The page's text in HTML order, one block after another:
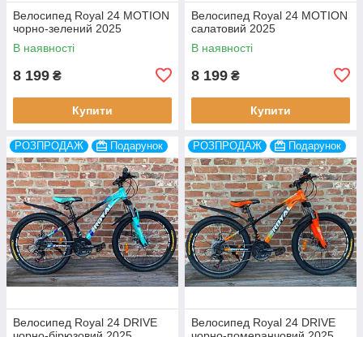
Велосипед Royal 24 MOTION
чорно-зелений 2025
В наявності
8 199 ₴
Купити
Велосипед Royal 24 MOTION
салатовий 2025
В наявності
8 199 ₴
Купити
РОЗПРОДАЖ Подарунок
Велосипед Royal 24 DRIVE
РОЗПРОДАЖ Подарунок
Велосипед Royal 24 DRIVE